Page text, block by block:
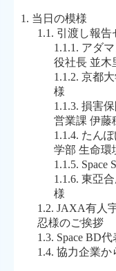
1. 当日の模様
1.1. 引渡し報告
1.1.1. アダ
役社長 並木
1.1.2. 京都
様
1.1.3. 損害
営業課 伊藤
1.1.4. たん
学部 生命環
1.1.5. Space
1.1.6. 東亞
様
1.2. JAXA有人
忍様のご挨拶
1.3. Space BD
1.4. 協力企業か